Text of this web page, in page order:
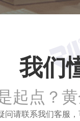
我们
起点？
问请联系我们客服，